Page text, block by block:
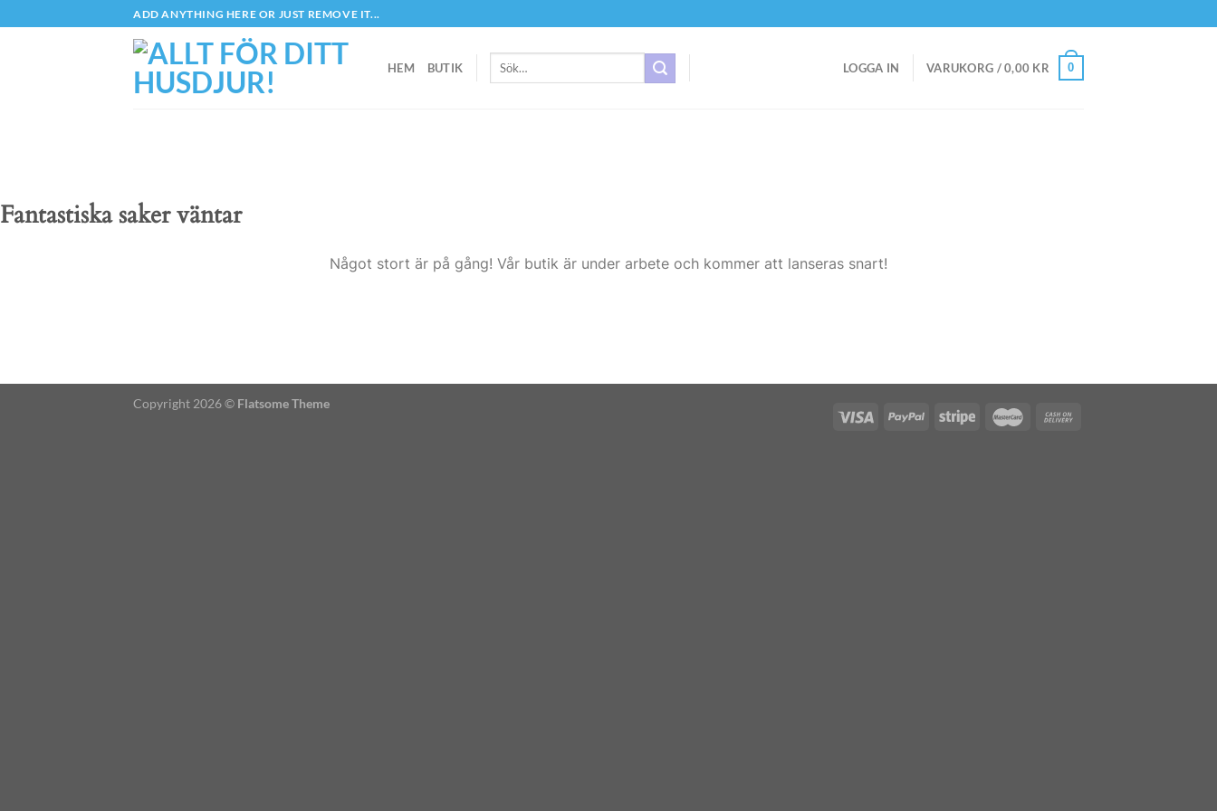
to
ADD ANYTHING HERE OR JUST REMOVE IT...
HEM BUTIK
Sök
LOGGA IN VARUKORG /0,00 KR 0
Fantastiska saker väntar
Något stort är på gång! Vår butik är under arbete och kommer att lanseras snart!
Copyright 2026 © Flatsome Theme